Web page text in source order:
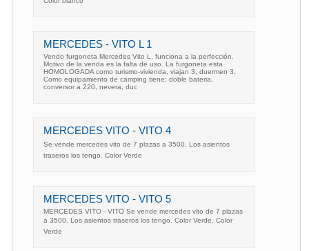
MERCEDES - VITO L 1
Vendo furgoneta Mercedes Vito L, funciona a la perfección.
Motivo de la venda es la falta de uso. La furgoneta esta
HOMOLOGADA como turismo-vivienda, viajan 3, duermen 3.
Como equipamiento de camping tiene: doble bateria,
conversor a 220, nevera, duc
MERCEDES VITO - VITO 4
Se vende mercedes vito de 7 plazas a 3500. Los asientos
traseros los tengo. Color Verde
MERCEDES VITO - VITO 5
MERCEDES VITO - VITO Se vende mercedes vito de 7 plazas
a 3500. Los asientos traseros los tengo. Color Verde. Color
Verde